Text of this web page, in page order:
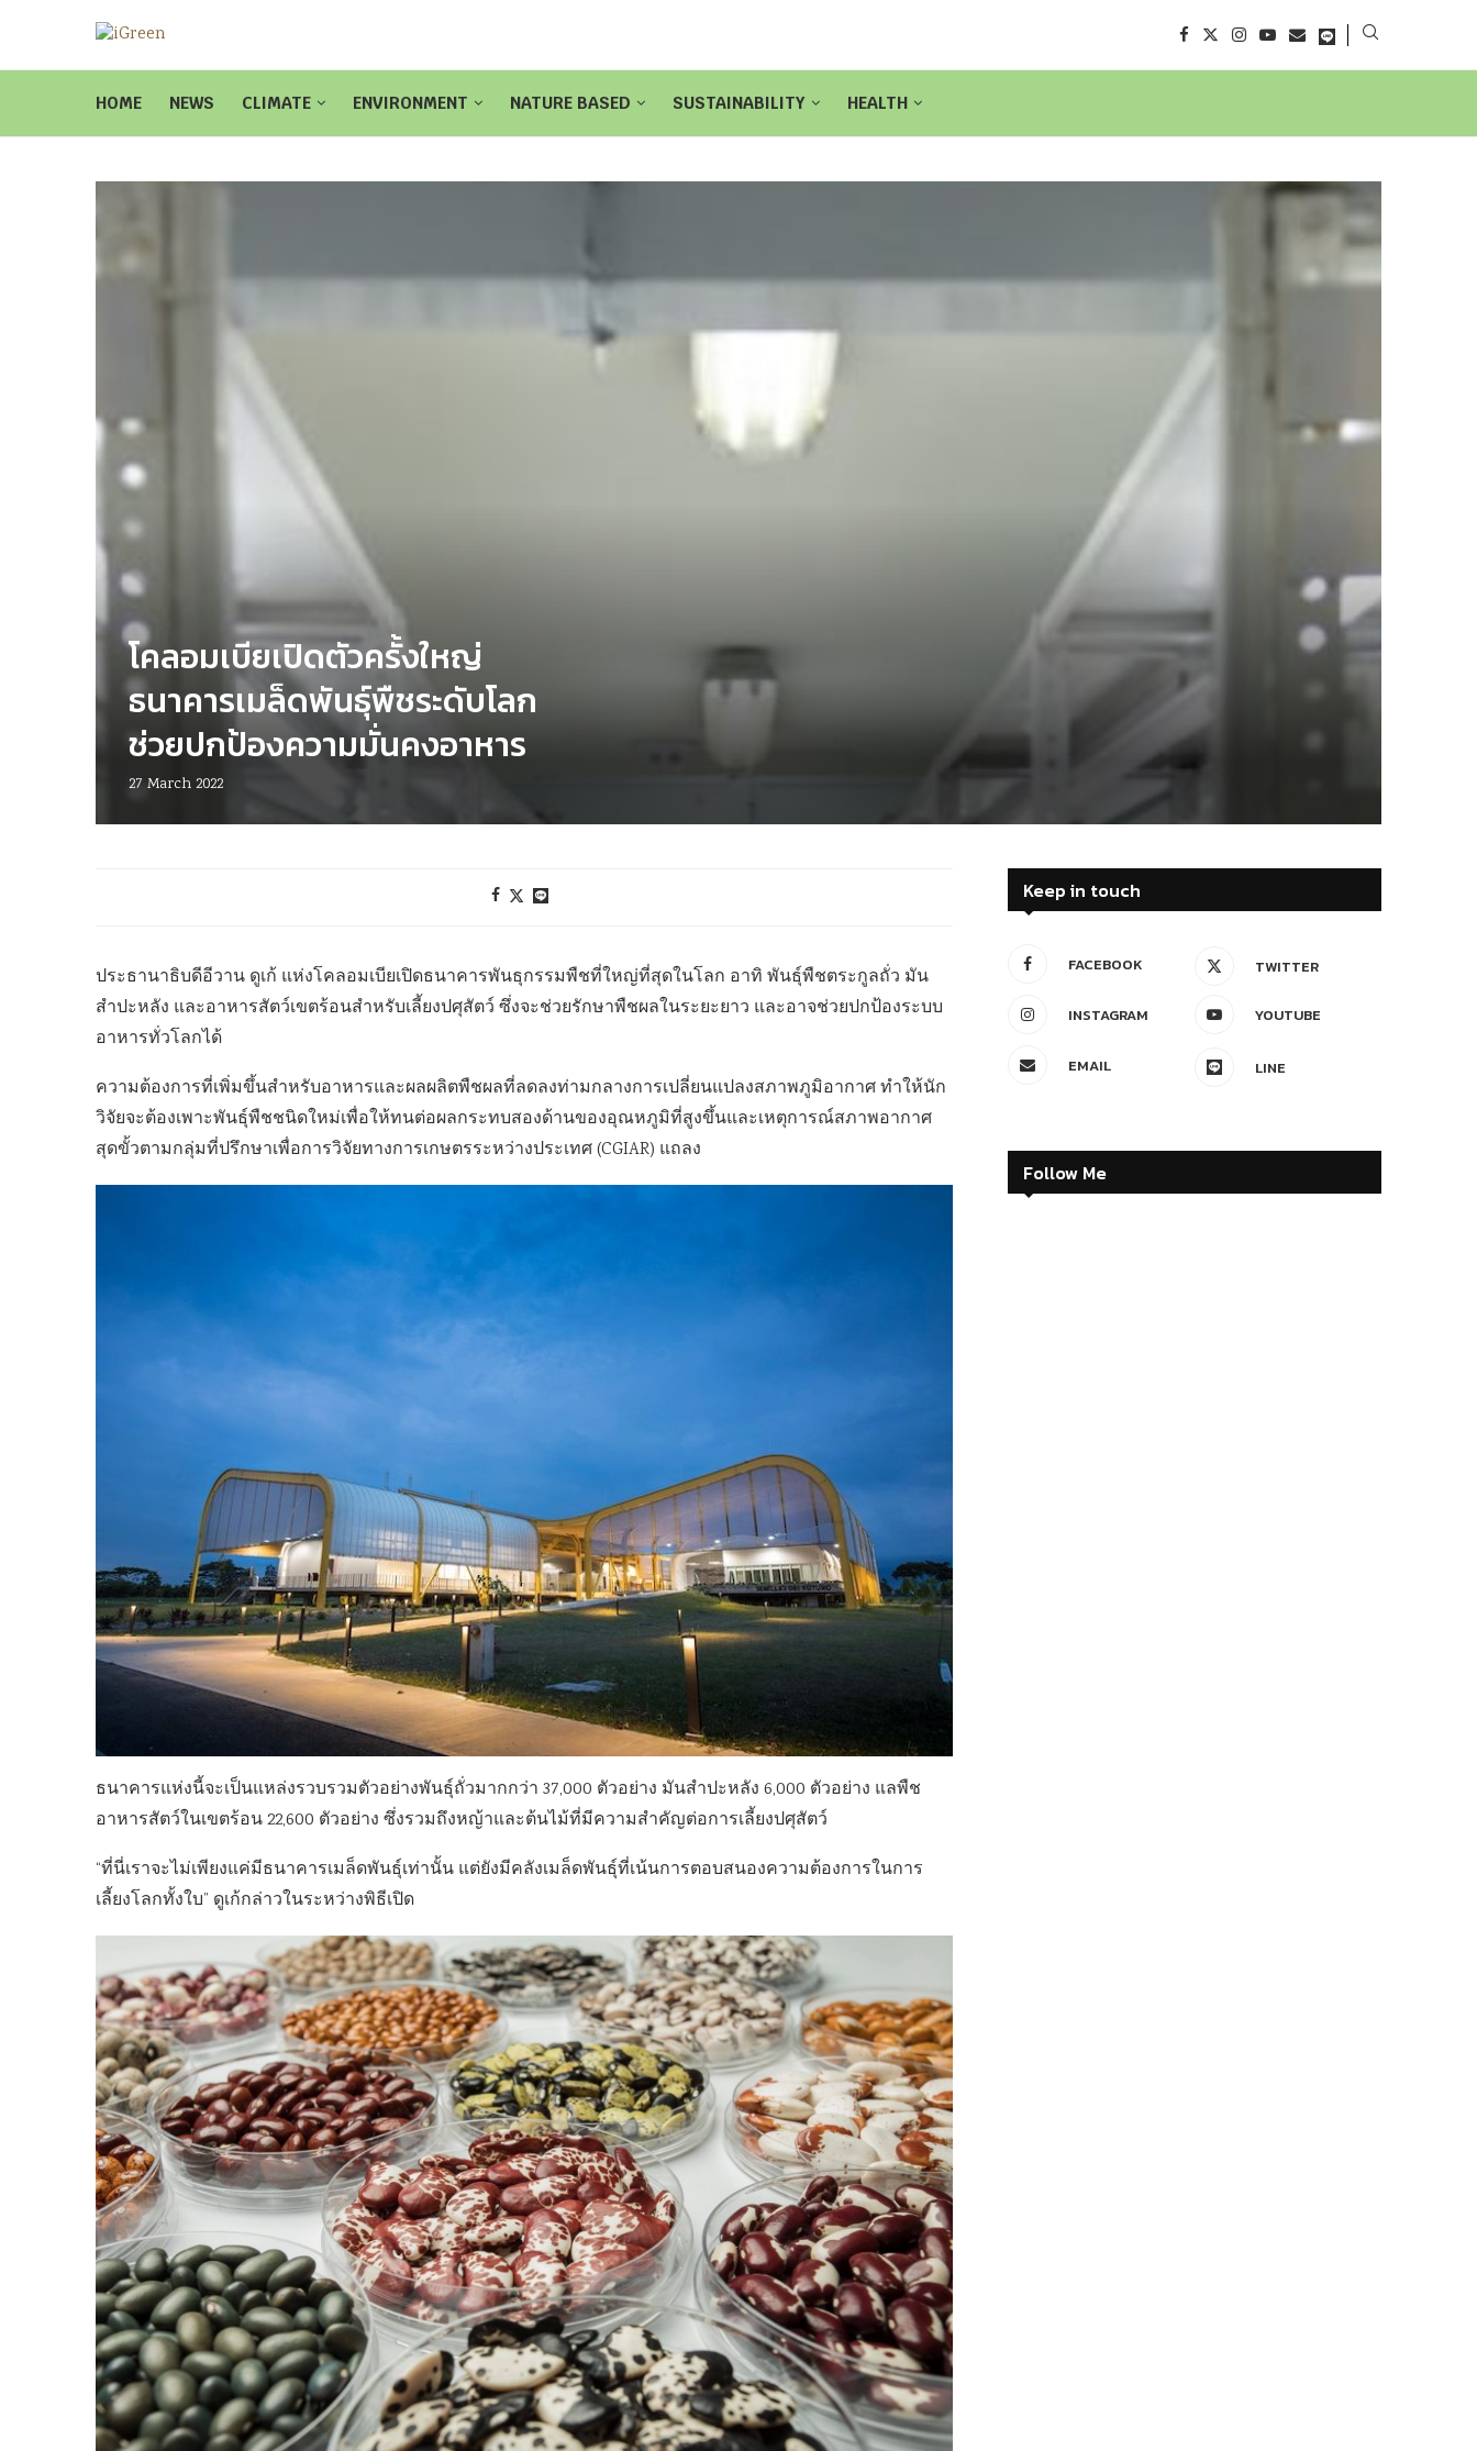
HOME NEWS CLIMATE ENVIRONMENT NATURE BASED SUSTAINABILITY HEALTH
โคลอมเบียเปิดตัวครั้งใหญ่
ธนาคารเมล็ดพันธุ์พืชระดับโลก
ช่วยปกป้องความมั่นคงอาหาร
27 March 2022
ประธานาธิบดีอีวาน ดูเก้ แห่งโคลอมเบียเปิดธนาคารพันธุกรรมพืชที่ใหญ่ที่สุดในโลก อาทิ พันธุ์พืชตระกูลถั่ว มัน
สำปะหลัง และอาหารสัตว์เขตร้อนสำหรับเลี้ยงปศุสัตว์ ซึ่งจะช่วยรักษาพืชผลในระยะยาว และอาจช่วยปกป้องระบบ
อาหารทั่วโลกได้
ความต้องการที่เพิ่มขึ้นสำหรับอาหารและผลผลิตพืชผลที่ลดลงท่ามกลางการเปลี่ยนแปลงสภาพภูมิอากาศ ทำให้นัก
วิจัยจะต้องเพาะพันธุ์พืชชนิดใหม่เพื่อให้ทนต่อผลกระทบสองด้านของอุณหภูมิที่สูงขึ้นและเหตุการณ์สภาพอากาศ
สุดขั้วตามกลุ่มที่ปรึกษาเพื่อการวิจัยทางการเกษตรระหว่างประเทศ (CGIAR) แถลง
ธนาคารแห่งนี้จะเป็นแหล่งรวบรวมตัวอย่างพันธุ์ถั่วมากกว่า 37,000 ตัวอย่าง มันสำปะหลัง 6,000 ตัวอย่าง แลพืช
อาหารสัตว์ในเขตร้อน 22,600 ตัวอย่าง ซึ่งรวมถึงหญ้าและต้นไม้ที่มีความสำคัญต่อการเลี้ยงปศุสัตว์
“ที่นี่เราจะไม่เพียงแค่มีธนาคารเมล็ดพันธุ์เท่านั้น แต่ยังมีคลังเมล็ดพันธุ์ที่เน้นการตอบสนองความต้องการในการ
เลี้ยงโลกทั้งใบ” ดูเก้กล่าวในระหว่างพิธีเปิด
Keep in touch
FACEBOOK TWITTER
INSTAGRAM YOUTUBE
EMAIL LINE
Follow Me